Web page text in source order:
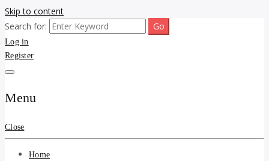
Skip to content
รับจ้างโพสต์ขายบ้าน ขาย
ของ ติดหน้าแรก Google
Ai Search ราคาถูกที่สุด!
เน้นความคุ้มค่า "ถูกและดี
มีอยู่จริง" (เหมาะกับพ่อค้า
ขายบ้านไม่ออก ขายสินค้าไม่ได้ บอกเรา! รับจ้างลงโพสต์อสังหาฯ รับโพ
สเว็บบอร์ดSEO ดันติดหน้าแรก Google AI ชัวร์ 🎯 … ให้เราจัดการให้!
ด้วยระบบ AI Search & SEO ที่แม่นยำที่สุด
Search for:
Log in
Register
Menu
Close
Home